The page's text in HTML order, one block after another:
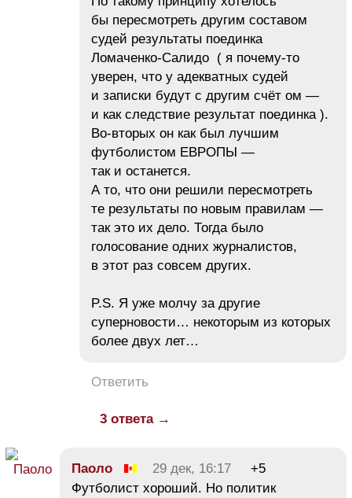
бы пересмотреть другим составом
судей результаты поединка
Ломаченко-Салидо ( я почему-то
уверен, что у адекватных судей
и записки будут с другим счёт ом —
и как следствие результат поединка ).
Во-вторых он как был лучшим
футболистом ЕВРОПЫ —
так и останется.
А то, что они решили пересмотреть
те результаты по новым правилам —
так это их дело. Тогда было
голосование одних журналистов,
в этот раз совсем других.
P.S. Я уже молчу за другие
суперновости… некоторым из которых
более двух лет…
Ответить
3 ответа →
Паоло 29 дек, 16:17
+5
Футболист хороший. Но политик